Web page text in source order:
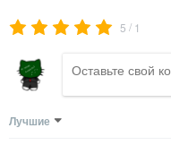
5 / 1
Лучшие